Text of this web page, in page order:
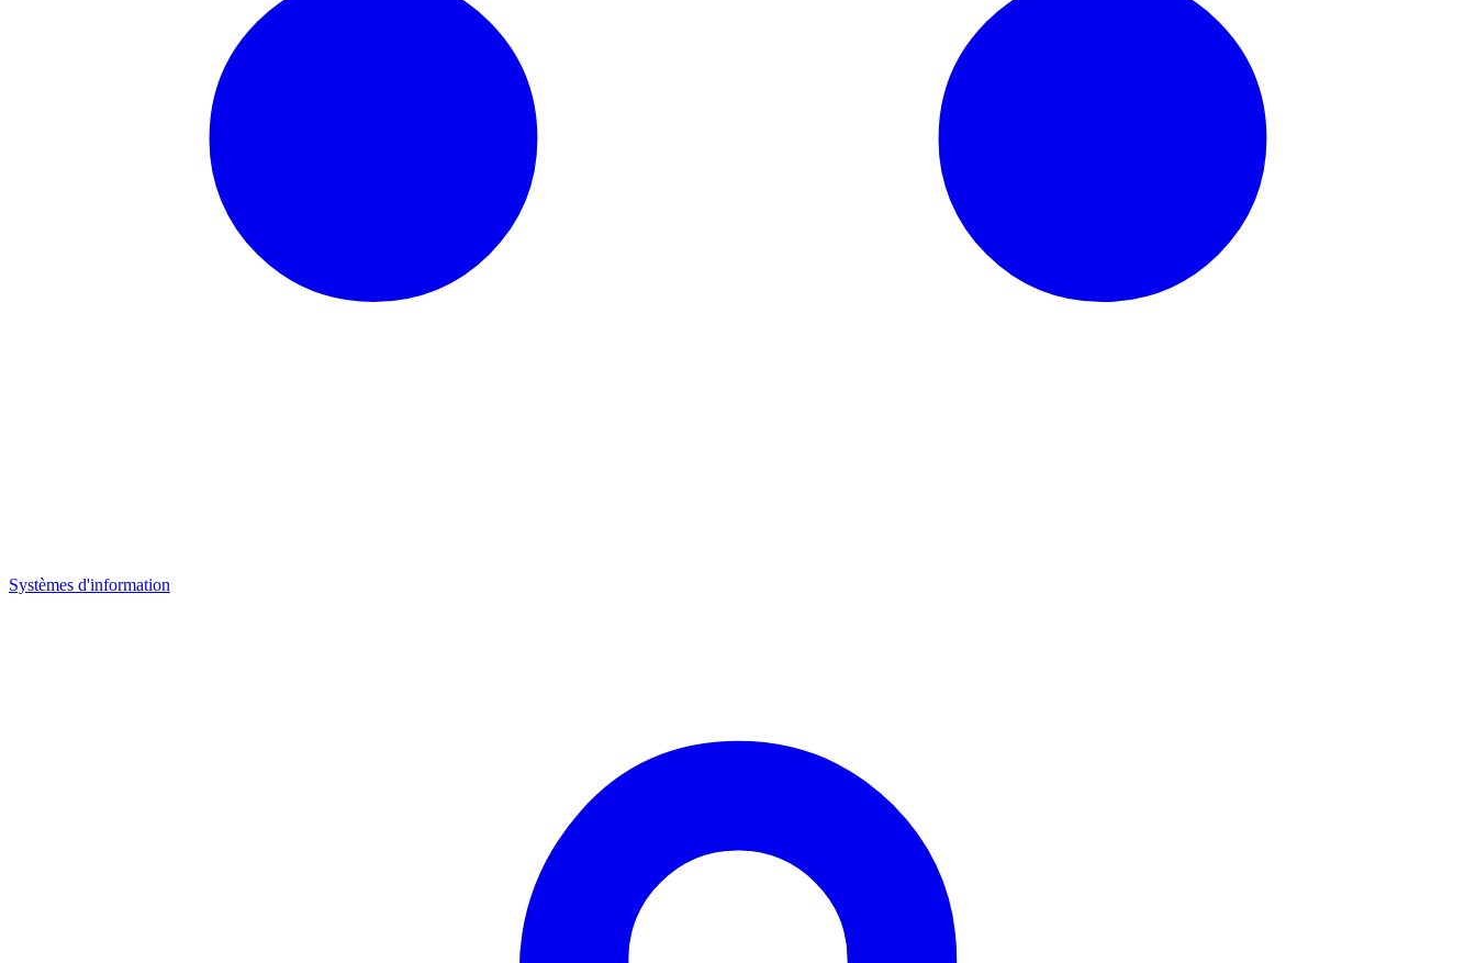
Systèmes d'information